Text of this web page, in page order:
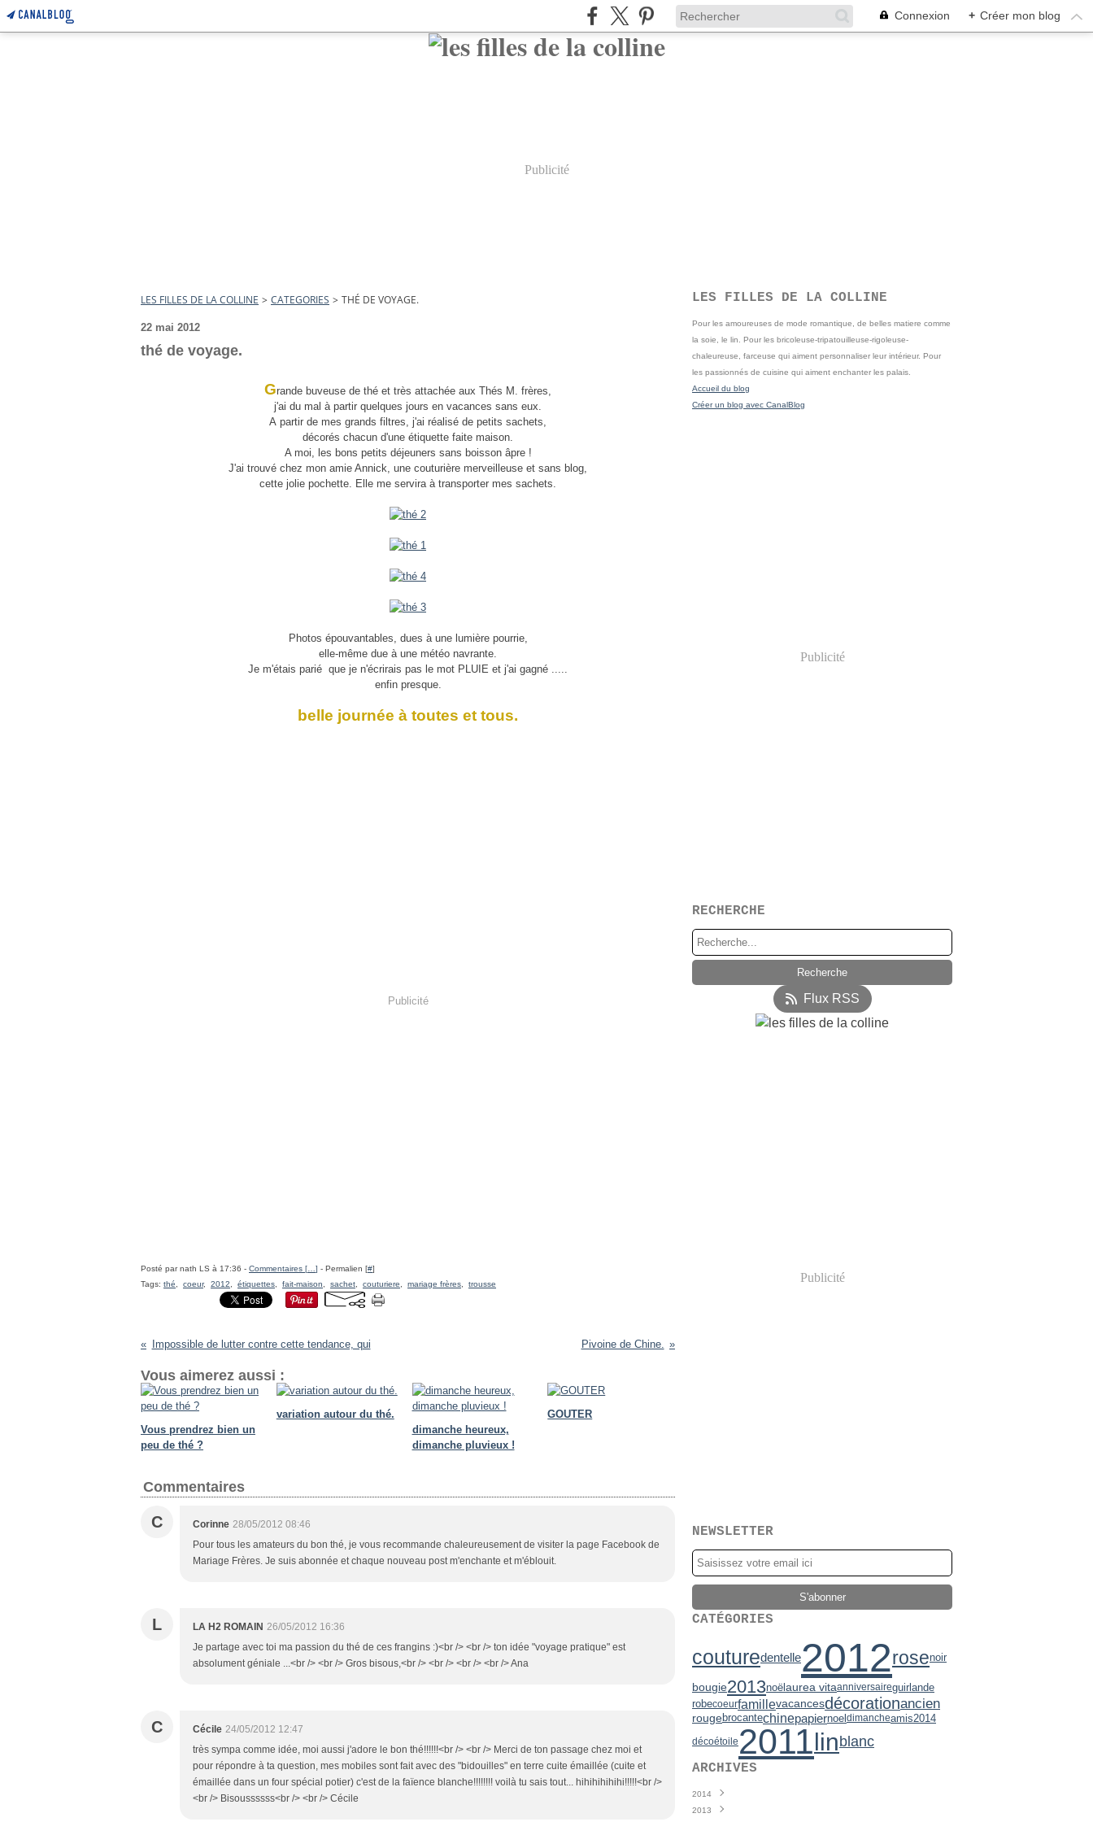
Connexion + Créer mon blog
Publicité
LES FILLES DE LA COLLINE > CATEGORIES > THÉ DE VOYAGE.
22 mai 2012
thé de voyage.
Grande buveuse de thé et très attachée aux Thés M. frères,
j'ai du mal à partir quelques jours en vacances sans eux.
A partir de mes grands filtres, j'ai réalisé de petits sachets,
décorés chacun d'une étiquette faite maison.
A moi, les bons petits déjeuners sans boisson âpre !
J'ai trouvé chez mon amie Annick, une couturière merveilleuse et sans blog,
cette jolie pochette. Elle me servira à transporter mes sachets.
Photos épouvantables, dues à une lumière pourrie,
elle-même due à une météo navrante.
Je m'étais parié que je n'écrirais pas le mot PLUIE et j'ai gagné .....
enfin presque.
belle journée à toutes et tous.
Publicité
Posté par nath LS à 17:36 - Commentaires [ ] - Permalien [#]
Tags: thé coeur, 2012 étiquettes fait-maison sachet couturiere mariage frères trousse
Impossible de lutter contre cette tendance, qui Pivoine de Chine.
Vous aimerez aussi :
Vous prendrez bien un
peu de thé ?
variation autour du thé.
dimanche heureux,
dimanche pluvieux !
GOUTER
Commentaires
C Corinne 28/05/2012 08:46
Pour tous les amateurs du bon thé, je vous recommande chaleureusement de visiter la page Facebook de
Mariage Frères. Je suis abonnée et chaque nouveau post m'enchante et m'éblouit.
L LA H2 ROMAIN 26/05/2012 16:36
Je partage avec toi ma passion du thé de ces frangins :)<br /> <br /> ton idée "voyage pratique" est
absolument géniale ...<br /> <br /> Gros bisous,<br /> <br /> <br /> <br /> Ana
C Cécile 24/05/2012 12:47
très sympa comme idée, moi aussi j'adore le bon thé!!!!!!<br /> <br /> Merci de ton passage chez moi et
pour répondre à ta question, mes mobiles sont fait avec des "bidouilles" en terre cuite émaillée (cuite et
émaillée dans un four spécial potier) c'est de la faïence blanche!!!!!!!! voilà tu sais tout... hihihihihihi!!!!!<br />
<br /> Bisoussssss<br /> <br /> Cécile
LES FILLES DE LA COLLINE
Pour les amoureuses de mode romantique, de belles matiere comme
la soie, le lin. Pour les bricoleuse-tripatouilleuse-rigoleuse-
chaleureuse, farceuse qui aiment personnaliser leur intérieur. Pour
les passionnés de cuisine qui aiment enchanter les palais.
Accueil du blog
Créer un blog avec CanalBlog
Publicité
RECHERCHE
Flux RSS
Publicité
NEWSLETTER
CATÉGORIES
couturedentelle2012rosenoir
bougie2013noëlaurea vitaanniversaireguirlande
robecoeurfamillevacancesdécorationancien
rougebrocantechinepapiernoeldimancheamis2014
décoétoile 2011lin blanc
ARCHIVES
2014
Juin
2013